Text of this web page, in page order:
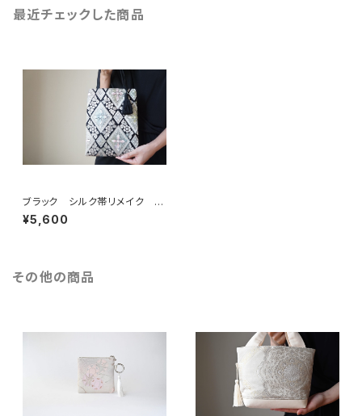
最近チェックした商品
ブラック シルク帯リメイク ミ
ニサブバック フォーマルバック
。結婚式やパーティーに。
¥5,600
その他の商品